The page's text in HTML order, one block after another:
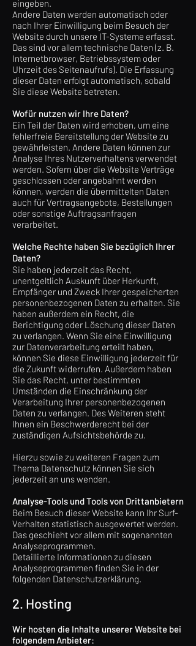
eingeben.
Andere Daten werden automatisch oder
nach Ihrer Einwilligung beim Besuch der
Website durch unsere IT-Systeme erfasst.
Das sind vor allem technische Daten (z. B.
Internetbrowser, Betriebssystem oder
Uhrzeit des Seitenaufrufs). Die Erfassung
dieser Daten erfolgt automatisch, sobald
Sie diese Website betreten.
Wofür nutzen wir Ihre Daten?
Ein Teil der Daten wird erhoben, um eine
fehlerfreie Bereitstellung der Website zu
gewährleisten. Andere Daten können zur
Analyse Ihres Nutzerverhaltens verwendet
werden. Sofern über die Website Verträge
geschlossen oder angebahnt werden
können, werden die übermittelten Daten
auch für Vertragsangebote, Bestellungen
oder sonstige Auftragsanfragen
verarbeitet.
Welche Rechte haben Sie bezüglich Ihrer
Daten?
Sie haben jederzeit das Recht,
unentgeltlich Auskunft über Herkunft,
Empfänger und Zweck Ihrer gespeicherten
personenbezogenen Daten zu erhalten. Sie
haben außerdem ein Recht, die
Berichtigung oder Löschung dieser Daten
zu verlangen. Wenn Sie eine Einwilligung
zur Datenverarbeitung erteilt haben,
können Sie diese Einwilligung jederzeit für
die Zukunft widerrufen. Außerdem haben
Sie das Recht, unter bestimmten
Umständen die Einschränkung der
Verarbeitung Ihrer personenbezogenen
Daten zu verlangen. Des Weiteren steht
Ihnen ein Beschwerderecht bei der
zuständigen Aufsichtsbehörde zu.
Hierzu sowie zu weiteren Fragen zum
Thema Datenschutz können Sie sich
jederzeit an uns wenden.
Analyse-Tools und Tools von Dritt­anbietern
Beim Besuch dieser Website kann Ihr Surf-
Verhalten statistisch ausgewertet werden.
Das geschieht vor allem mit sogenannten
Analyseprogrammen.
Detaillierte Informationen zu diesen
Analyseprogrammen finden Sie in der
folgenden Datenschutzerklärung.
2. Hosting
Wir hosten die Inhalte unserer Website bei
folgendem Anbieter: